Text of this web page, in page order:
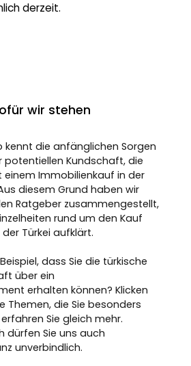
derzeit.
wir stehen
kennt die anfänglichen Sorgen
potentiellen Kundschaft, die
Immobilienkauf in der
diesem Grund haben wir
Ratgeber zusammengestellt,
rund um den Kauf
Türkei aufklärt.
dass Sie die türkische
über ein
erhalten können? Klicken
Themen, die Sie besonders
Sie gleich mehr.
dürfen Sie uns auch
unverbindlich.